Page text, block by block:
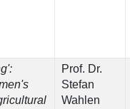
Prof. Dr.
Stefan
Wahlen